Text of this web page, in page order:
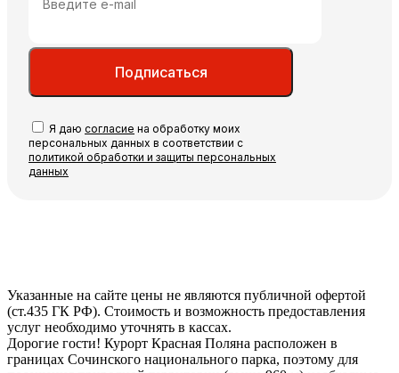
Подписаться
Я даю согласие на обработку моих
персональных данных в соответствии с
политикой обработки и защиты персональных
данных
Указанные на сайте цены не являются публичной офертой
(ст.435 ГК РФ). Стоимость и возможность предоставления
услуг необходимо уточнять в кассах.
Дорогие гости! Курорт Красная Поляна расположен в
границах Сочинского национального парка, поэтому для